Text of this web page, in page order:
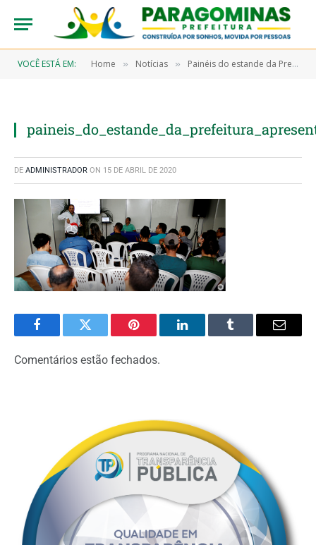
VOCÊ ESTÁ EM: Home » Notícias » Painéis do estande da Prefeitura apresentam potencialidades e avanços do município
DE ADMINISTRADOR ON 15 DE ABRIL DE 2020
FacebookTwitter Pinterest LinkedInTumblr Email
Comentários estão fechados.